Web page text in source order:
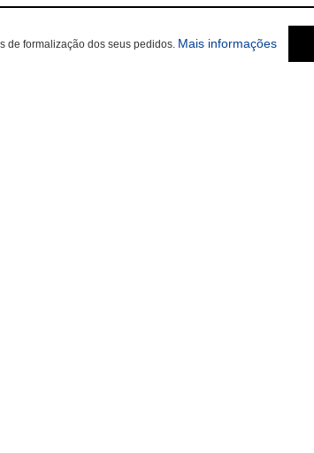
de formalização dos seus pedidos. Mais informações